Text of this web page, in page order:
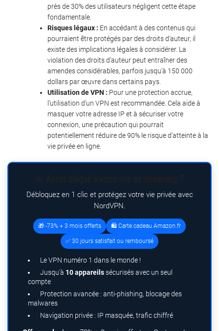
près de 30% des utilisateurs négligent cette étape
fondamentale.
Risques légaux : En accédant à des contenus qui
pourraient être protégés par des droits d’auteur, il
existe des implications légales à considérer. La
violation des droits d’auteur peut entraîner des
amendes considérables, parfois jusqu’à 150 000
dollars par œuvre dans certains pays.
Utilisation de VPN : Pour une protection accrue,
l’utilisation d’un VPN est recommandée. Cela aide à
masquer votre adresse IP et à sécuriser votre
connexion, une précaution qui pourrait
potentiellement réduire de 90% le risque d’atteinte à la
vie privée en ligne.
Débloquez en 1 clic et protégez votre vie privée avec
NordVPN.
🎁 -73% + 3 mois offerts 🛍️ Carte cadeau Amazon.fr
✅ 30 jours satisfait ou remboursé
Le VPN numéro 1 dans le monde !
Jusqu’à 10 appareilssécurisés avec un seul
compte
Protection avancée : anti-phishing, blocage des
malwares
Navigation privée : IP masquée, trafic chiffré